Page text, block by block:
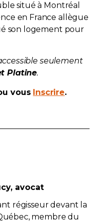
situé à Montréal
en France allègue
son logement pour
seulement
Platine.
vous Inscrire.
avocat
régisseur devant la
membre du